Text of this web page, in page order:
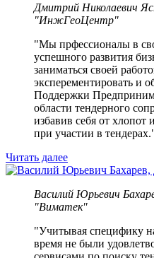
Дмитрий Николаевич
"ИнжГеоЦентр"
"Мы прфессионалы в
успешного развития
заниматься своей
эксперементировать и
Поддержки
области тендерного
избавив себя от
при участии в
Читать далее
Вacилий Юрьевич
"Bимaтeк"
"Учитывая специфику
время не были